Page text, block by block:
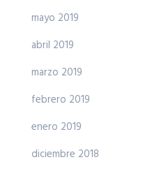
mayo 2019
abril 2019
marzo 2019
febrero 2019
enero 2019
diciembre 2018